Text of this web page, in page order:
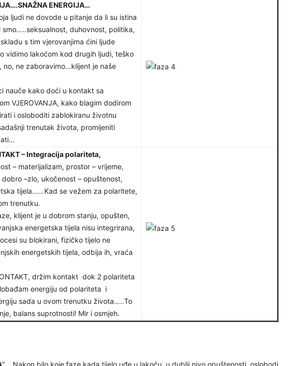
ENERGIJA…
ljudi ne dovode u pitanje da li su istina
smo…..seksualnost, duhovnost, politika,
s tim vjerovanjima ćini ljude
vidimo lakoćom kod drugih ljudi, teško
no, ne zaboravimo…klijent je naše
nauče kako doći u kontakt sa
VJEROVANJA, kako blagim dodirom
i osloboditi zablokiranu životnu
trenutak života, promijeniti
– Integracija polariteta,
– materijalizam, prostor – vrijeme,
–zlo, ukočenost – opuštenost,
tijela……Kad se vežem za polaritete,
trenutku.
klijent je u dobrom stanju, opušten,
energetska tijela nisu integrirana,
su blokirani, fizičko tijelo ne
energetskih tijela, odbija ih, vraća
držim kontakt dok 2 polariteta
energiju od polariteta i
sada u ovom trenutku života…..To
balans suprotnosti! Mir i osmjeh.
“ …Nakon bilo koje faze kada tijelo uđe u lakoću, u dublji nivo opuštenosti, oslobodi